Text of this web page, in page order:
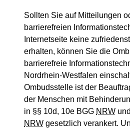
Sollten Sie auf Mitteilungen
barrierefreien
Internetseite keine
erhalten, können Sie die
barrierefreie
Nordrhein-Westfalen
Ombudsstelle ist der
der Menschen mit
in §§ 10d, 10e BGG NRW
NRW gesetzlich verankert.